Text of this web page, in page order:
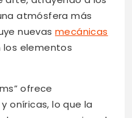
atmósfera más
nuevas mecánicas
los elementos
ofrece
oníricas, lo que la